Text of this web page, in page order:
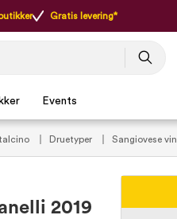
Gratis levering*
Events
Druetyper Sangiovese vin
2019